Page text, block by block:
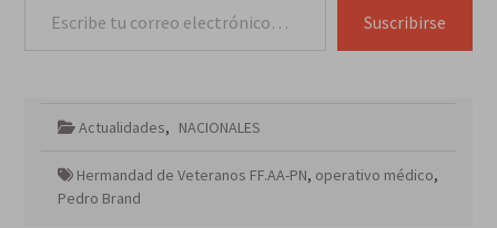
Suscribirse
Actualidades, NACIONALES
Hermandad de Veteranos FF.AA-PN, operativo médico,
Pedro Brand